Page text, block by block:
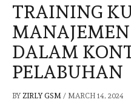
TRAINING
DALAM
PELABUHAN
BY ZIRLY GSM / MARCH 14, 2024